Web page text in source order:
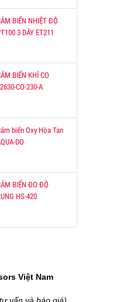
BIẾN NHIỆT ĐỘ
3 DÂY ET211
BIẾN KHÍ CO
CO-230-A
biến Oxy Hòa Tan
DO
BIẾN ĐO ĐỘ
HS-420
Việt Nam
vấn và báo giá)